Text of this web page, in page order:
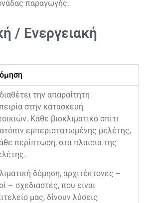
παραγωγής.
/ Ενεργειακή
την απαραίτητη
στην κατασκευή
Κάθε βιοκλιματικό σπίτι
εμπεριστατωμένης μελέτης,
περίπτωση, στα πλαίσια της
δόμηση, αρχιτέκτονες –
– σχεδιαστές, που είναι
μας, δίνουν λύσεις